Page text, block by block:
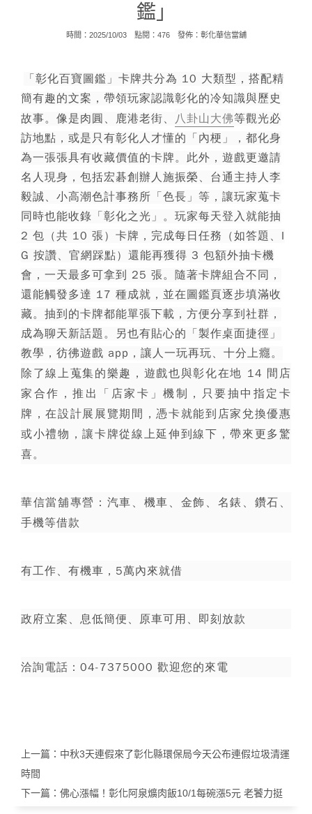
鑑」
時間：2025/10/03 點閱：476 發佈： 彰化華信當舖
「彰化百寶圖鑑」卡牌共分為 10 大類型，搭配精
簡有趣的文案，帶領玩家認識彰化的冷知識與歷史
故事。像是肉圓、鹿港老街、 八卦山大佛等觀光必
訪地點，或是只有彰化人才懂的「內梗」，都化身
為一張張具有收藏價值的卡牌。此外，遊戲更邀請
名人現身，包括宏碁創辦人施振榮、台通主持人李
毅誠、小高潮色計事務所「色長」等，讓玩家蒐卡
同時也能收錄「彰化之光」。 玩家每天登入就能抽
2 包（共 10 張）卡牌，完成每日任務（如答題、I
G 按讚、官網踩點）還能再獲得 3 包額外抽卡機
會，一天最多可拿到 25 張。隨著卡牌組合不同，
還能觸發多達 17 種成就，並在圖鑑頁逐步填滿收
藏。抽到的卡牌都能單張下載，方便分享到社群，
成為聊天新話題。另也有貼心的「製作桌面捷徑」
教學，彷彿遊戲 app，讓人一玩再玩、十分上癮。
除了線上蒐集的樂趣，遊戲也與彰化在地 14 間店
家合作，推出「店家卡」機制，只要抽中指定卡
牌，在設計展展覽期間，憑卡就能到店家兌換優惠
或小禮物，讓卡牌從線上延伸到線下，帶來更多驚
喜。
華信當舖專營：汽車、機車、金飾、名錶、鑽石、
手機等借款
有工作、有機車，5萬內來就借
政府立案、息低簡便、原車可用、即刻放款
洽詢電話：04-7375000 歡迎您的來電
上一篇： 中秋3天連假來了彰化縣環保局今天公布連假垃圾清運
時間
下一篇： 佛心漲幅！彰化阿泉爌肉飯10/1每碗漲5元 老饕力挺